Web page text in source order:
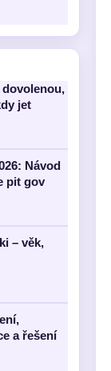
jet
Návod
pit gov
– věk,
a řešení